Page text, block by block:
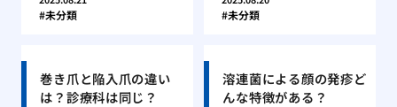
未分類 未分類
巻き爪と陥入爪の違い
は？診療科は同じ？
溶連菌による顔の発疹ど
んな特徴がある？